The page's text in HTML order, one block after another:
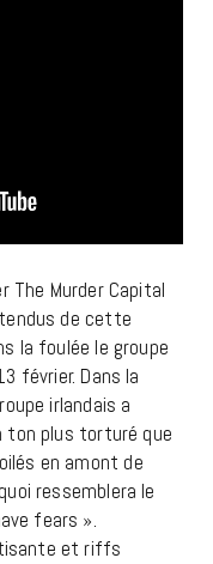
The Murder Capital
de cette
la foulée le groupe
février. Dans la
irlandais a
ton plus torturé que
en amont de
ressemblera le
fears ».
et riffs